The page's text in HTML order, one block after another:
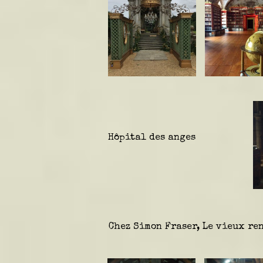
Chez Simon Fraser, Le vieux
Hôpital des anges